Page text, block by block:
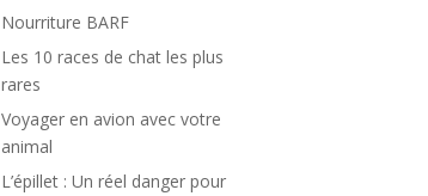
Nourriture BARF
Les 10 races de chat les plus
rares
Voyager en avion avec votre
animal
L’épillet : Un réel danger pour